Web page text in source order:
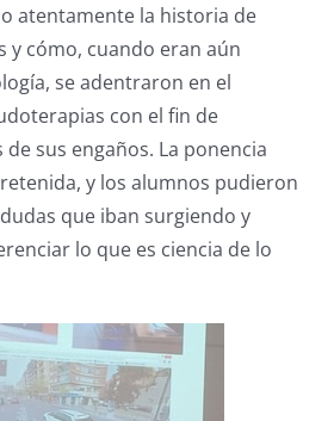
atentamente la historia de
y cómo, cuando eran aún
se adentraron en el
con el fin de
sus engaños. La ponencia
y los alumnos pudieron
que iban surgiendo y
lo que es ciencia de lo